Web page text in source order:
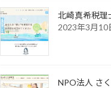
北崎真希税理
2023年3月10
NPO法人 さ